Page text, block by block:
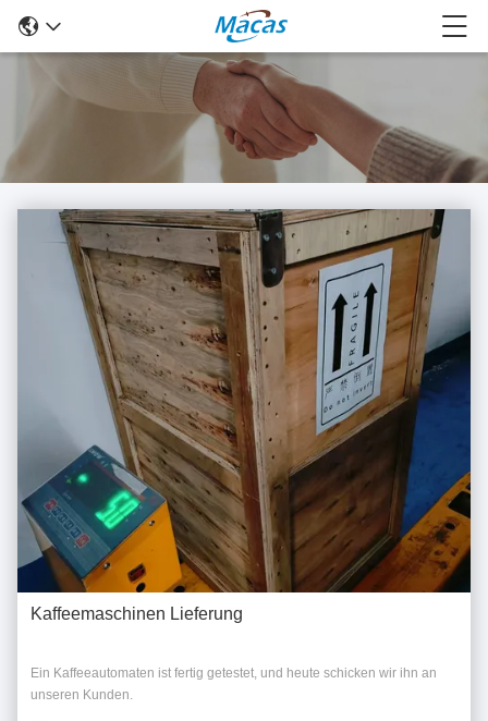
Kaffeemaschinen Lieferung
Ein Kaffeeautomaten ist fertig getestet, und heute schicken wir ihn an
unseren Kunden.